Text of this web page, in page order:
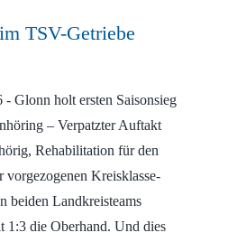
TSV-Getriebe
Glonn holt ersten Saisonsieg
– Verpatzter Auftakt
Rehabilitation für den
Kreisklasse-
beiden Landkreisteams
1:3 die Oberhand. Und dies